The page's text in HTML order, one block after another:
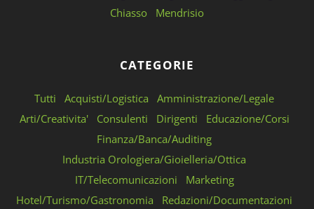
Chiasso
Mendrisio
CATEGORIE
Tutti Acquisti/Logistica
Amministrazione/Legale
Arti/Creativita'
Consulenti Dirigenti
Educazione/Corsi
Finanza/Banca/Auditing
Industria Orologiera/Gioielleria/Ottica
IT/Telecomunicazioni
Marketing
Hotel/Turismo/Gastronomia
Redazioni/Documentazioni